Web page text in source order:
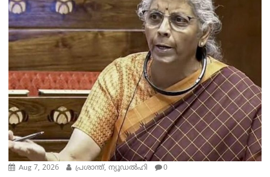
Aug 7, 2026 പ്രശാന്ത്, ന്യൂഡല്‍ഹി 0